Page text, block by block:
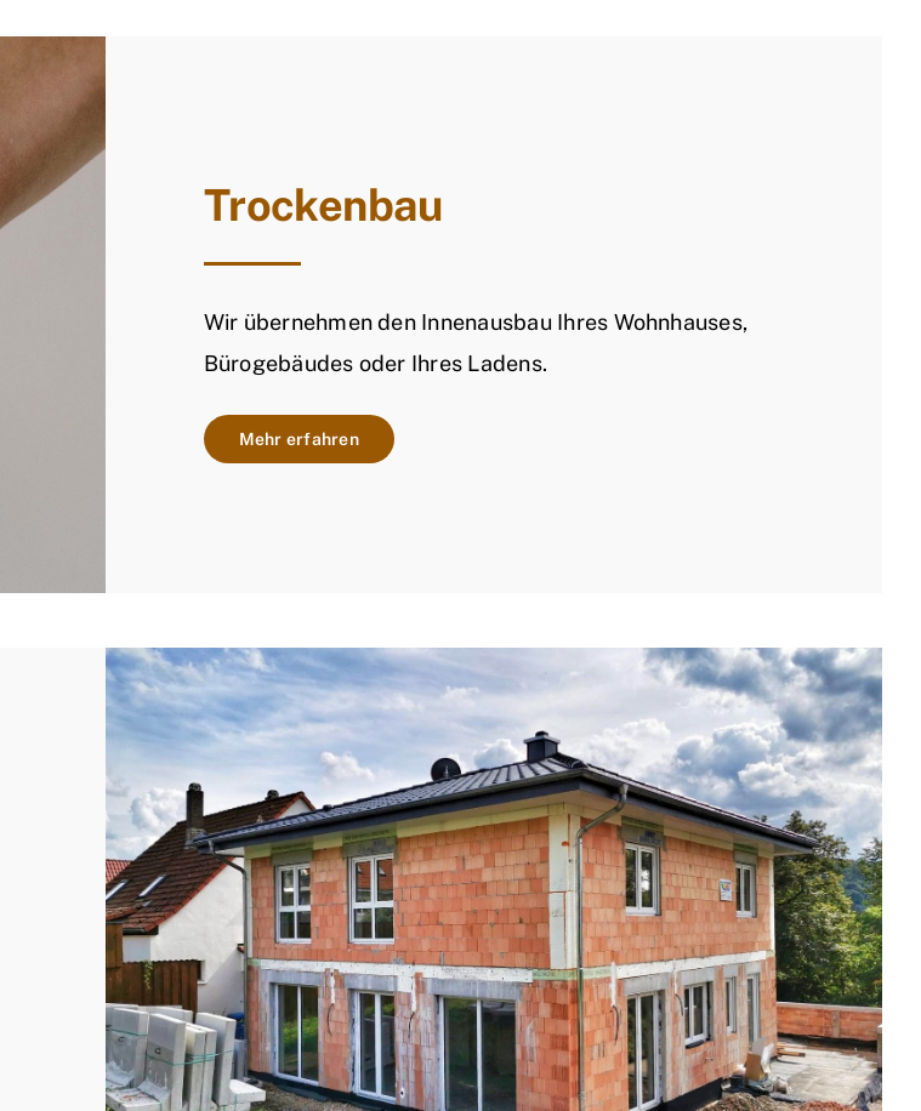
Trockenbau
Wir übernehmen den Innenausbau Ihres Wohnhauses,
Bürogebäudes oder Ihres Ladens.
Mehr erfahren